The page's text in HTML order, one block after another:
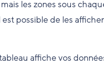
les zones sous
possible de les afficher
affiche vos